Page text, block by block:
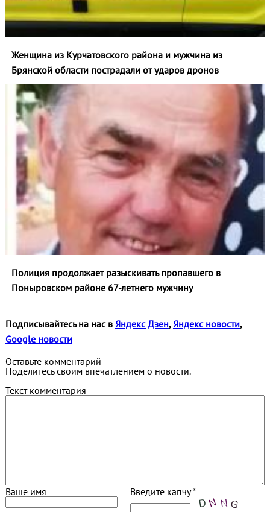
Женщина из Курчатовского района и мужчина из
Брянской области пострадали от ударов дронов
Полиция продолжает разыскивать пропавшего в
Поныровском районе 67-летнего мужчину
Подписывайтесь на нас в Яндекс Дзен, Яндекс новости,
Google новости
Оставьте комментарий
Поделитесь своим впечатлением о новости.
Текст комментария
Ваше имя Введите капчу *